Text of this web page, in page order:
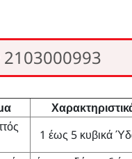
1 έως 5 κυβικά